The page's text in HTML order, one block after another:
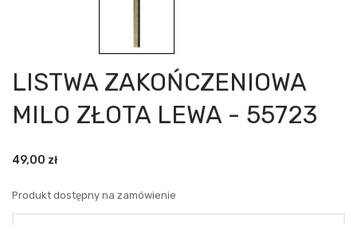
LISTWA ZAKOŃCZENIOWA
MILO ZŁOTA LEWA - 55723
49,00 zł
Produkt dostępny na zamówienie